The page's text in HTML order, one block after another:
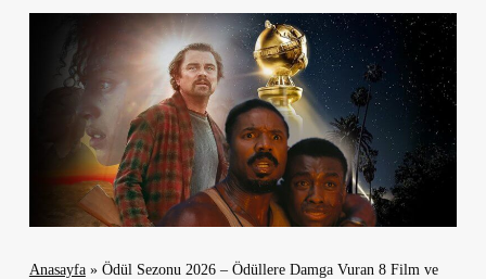
Anasayfa» Ödül Sezonu 2026 – Ödüllere Damga Vuran 8 Film ve